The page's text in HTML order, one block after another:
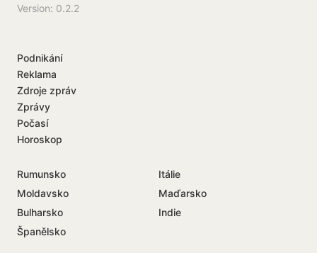
Version: 0.2.2
Podnikání
Reklama
Zdroje zpráv
Zprávy
Počasí
Horoskop
Rumunsko
Itálie
Moldavsko
Maďarsko
Bulharsko
Indie
Španělsko